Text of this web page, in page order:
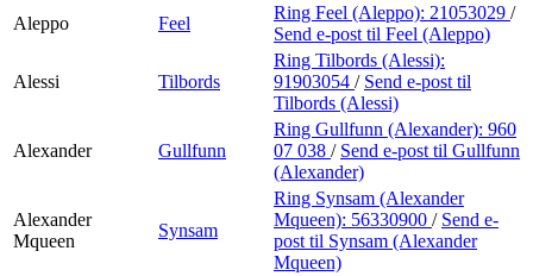
Aleppo
Feel
Ring Feel (Aleppo): 21053029 /
Send e-post til Feel (Aleppo)
Alessi Tilbords
Ring Tilbords (Alessi):
91903054 / Send e-post til
Tilbords (Alessi)
Alexander Gullfunn
Ring Gullfunn (Alexander): 960
07 038 / Send e-post til Gullfunn
(Alexander)
Alexander
Mqueen
Synsam
Ring Synsam (Alexander
Mqueen): 56330900 / Send e-
post til Synsam (Alexander
Mqueen)